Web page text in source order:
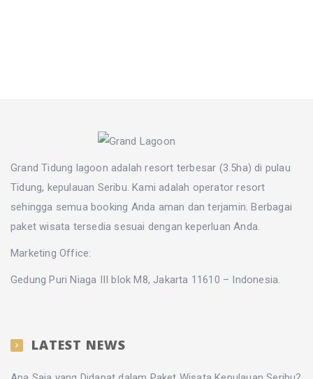
Grand Tidung lagoon adalah resort terbesar (3.5ha) di pulau
Tidung, kepulauan Seribu. Kami adalah operator resort
sehingga semua booking Anda aman dan terjamin. Berbagai
paket wisata tersedia sesuai dengan keperluan Anda.
Marketing Office:
Gedung Puri Niaga III blok M8, Jakarta 11610 – Indonesia.
LATEST NEWS